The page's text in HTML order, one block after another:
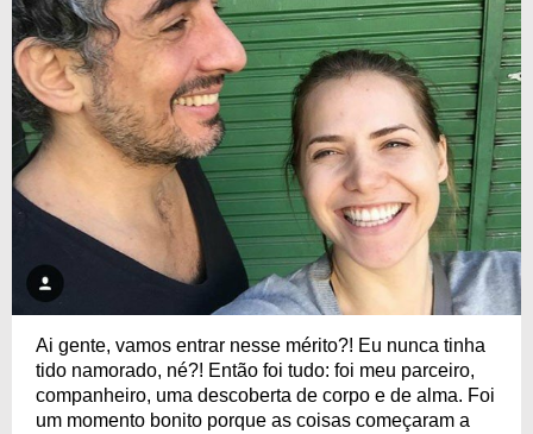
Ai gente, vamos entrar nesse mérito?! Eu nunca tinha
tido namorado, né?! Então foi tudo: foi meu parceiro,
companheiro, uma descoberta de corpo e de alma. Foi
um momento bonito porque as coisas começaram a